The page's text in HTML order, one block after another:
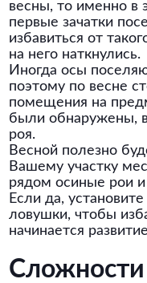
весны, то именно в
первые зачатки
избавиться от
на него наткнулись.
Иногда осы
поэтому по весне
помещения на
были обнаружены,
роя.
Весной полезно
Вашему участку
рядом осиные рои
Если да,
ловушки, чтобы
начинается